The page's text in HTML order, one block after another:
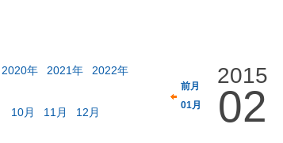
2015
02
前月
01月
2020年 2021年
2022年
10月 11月
12月